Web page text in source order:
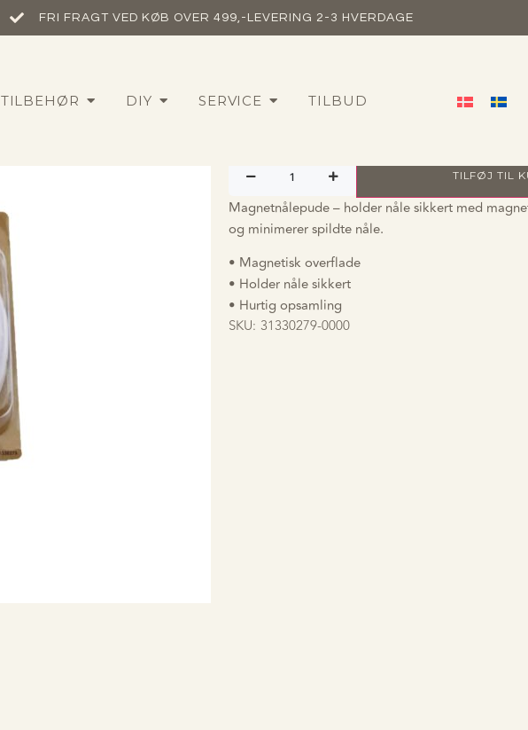
FRI FRAGT VED KØB OVER 499,-​ LEVERING 2-3 HVERDAGE
TILBEHØR DIY SERVICE TILBUD
Magnetnålepude
TILFØJ TIL
Magnetnålepude – holder nåle sikkert med
og minimerer spildte nåle.
• Magnetisk overflade
• Holder nåle sikkert
• Hurtig opsamling
SKU: 31330279-0000